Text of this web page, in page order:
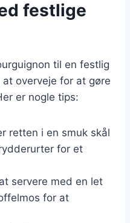
festlige
til en festlig
overveje for at gøre
er nogle tips:
retten i en smuk skål
for et
servere med en let
for at